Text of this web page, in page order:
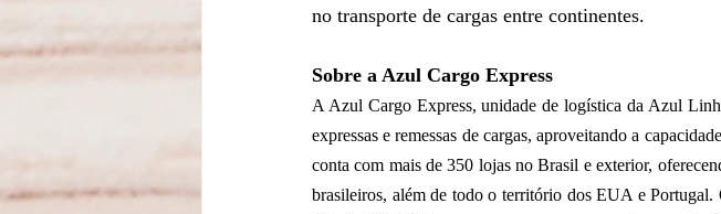
no transporte de cargas entre continentes.
Sobre a Azul Cargo Express
A Azul Cargo Express, unidade de logística da Azul
expressas e remessas de cargas, aproveitando a
conta com mais de 350 lojas no Brasil e exterior,
brasileiros, além de todo o território dos EUA e Portugal.